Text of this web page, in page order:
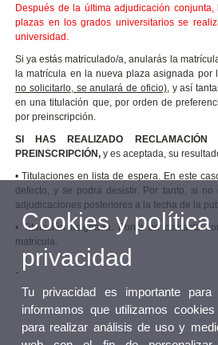
Después de la última adjudicación
plazas en los grados universitarios se
universidad.
Si ya estás matriculado/a, anularás la
la matrícula en la nueva plaza asignada por
no solicitarlo, se anulará de oficio), y así
en una titulación que, por orden de
por preinscripción.
SI HAS REALIZADO
PREINSCRIPCIÓN,y es aceptada, su
• Titulaciones en lista de espera. En este
defecto, y se podrá desistir. Por tanto, si
adjudicaciones posteriores a la fecha de la
• Titulación asignada. Ponte en contacto
matrícula.
-
Cookies y política
privacidad
Tu privacidad es importante
informamos que utilizamos
para realizar análisis de uso y